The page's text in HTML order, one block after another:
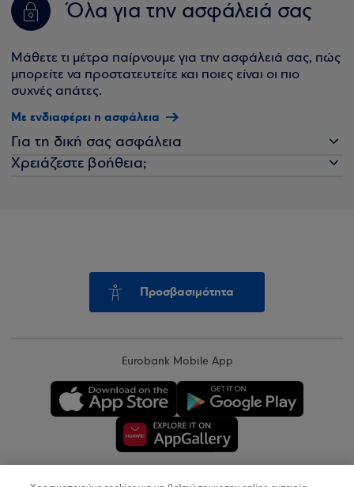
Όλα για την ασφάλειά σας
Μάθετε τι μέτρα παίρνουμε για την ασφάλειά σας, πώς
μπορείτε να προστατευτείτε και ποιες είναι οι πιο
συχνές απάτες.
Με ενδιαφέρει η ασφάλεια
Για τη δική σας ασφάλεια
Χρειάζεστε βοήθεια;
Προσβασιμότητα
Eurobank Mobile App